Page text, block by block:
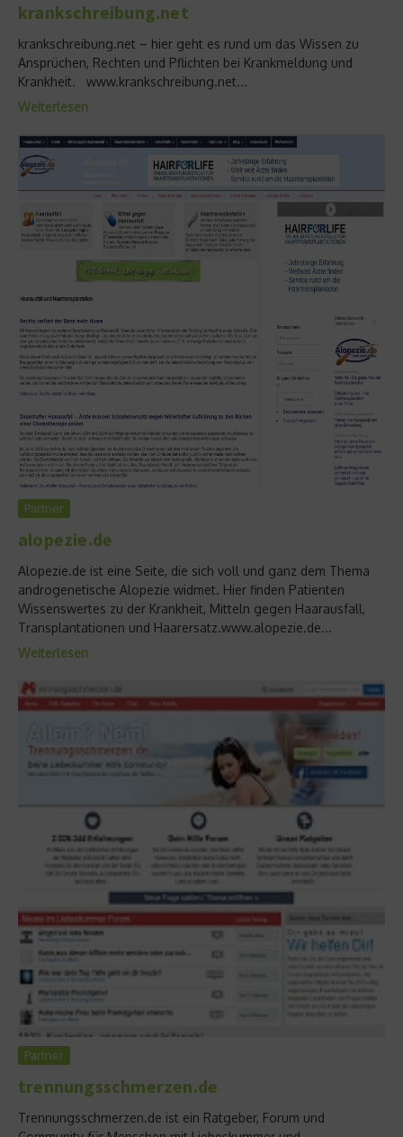
krankschreibung.net
krankschreibung.net – hier geht es rund um das Wissen zu
Ansprüchen, Rechten und Pflichten bei Krankmeldung und
Krankheit. www.krankschreibung.net...
Weiterlesen
Partner
alopezie.de
Alopezie.de ist eine Seite, die sich voll und ganz dem Thema
androgenetische Alopezie widmet. Hier finden Patienten
Wissenswertes zu der Krankheit, Mitteln gegen Haarausfall,
Transplantationen und Haarersatz.www.alopezie.de...
Weiterlesen
Partner
trennungsschmerzen.de
Trennungsschmerzen.de ist ein Ratgeber, Forum und